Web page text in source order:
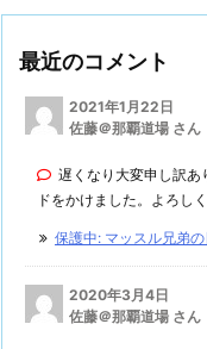
最近のコメント
2021年1月22日
佐藤＠那覇道場 さん
遅くなり大変申し訳あ
ドをかけました。よろし
保護中: マッスル兄弟
2020年3月4日
佐藤＠那覇道場 さん